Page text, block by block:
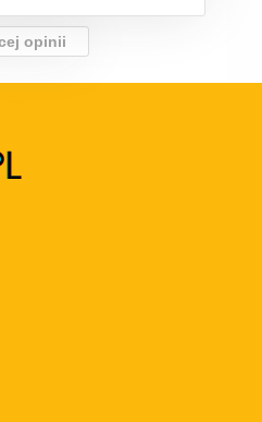
opinii